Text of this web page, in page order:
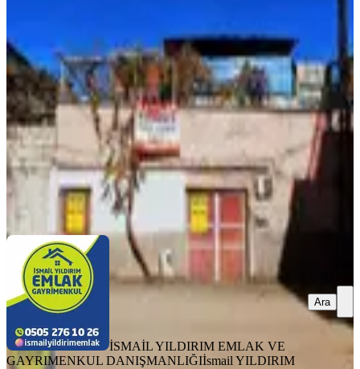
Dulkadiroğlu, Bağlarbaşı Mahallesi
4+2·210 m²· 26.07.2026
2.250.000 ₺
İSMAİL YILDIRIM EMLAK VE GAYRIMENKUL
DANIŞMANLIĞIİsmail YILDIRIM
Ara
İSMAİL YILDIRIM EMLAK VE
GAYRIMENKUL DANIŞMANLIĞIİsmail YILDIRIM
Ara